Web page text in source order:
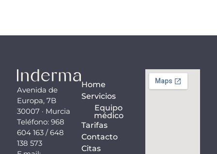
Avenida de
Europa, 7B
30007 · Murcia
Teléfono: 968
604 163 / 648
138 573
Home
Servicios
Equipo
médico
Tarifas
Contacto
Citas